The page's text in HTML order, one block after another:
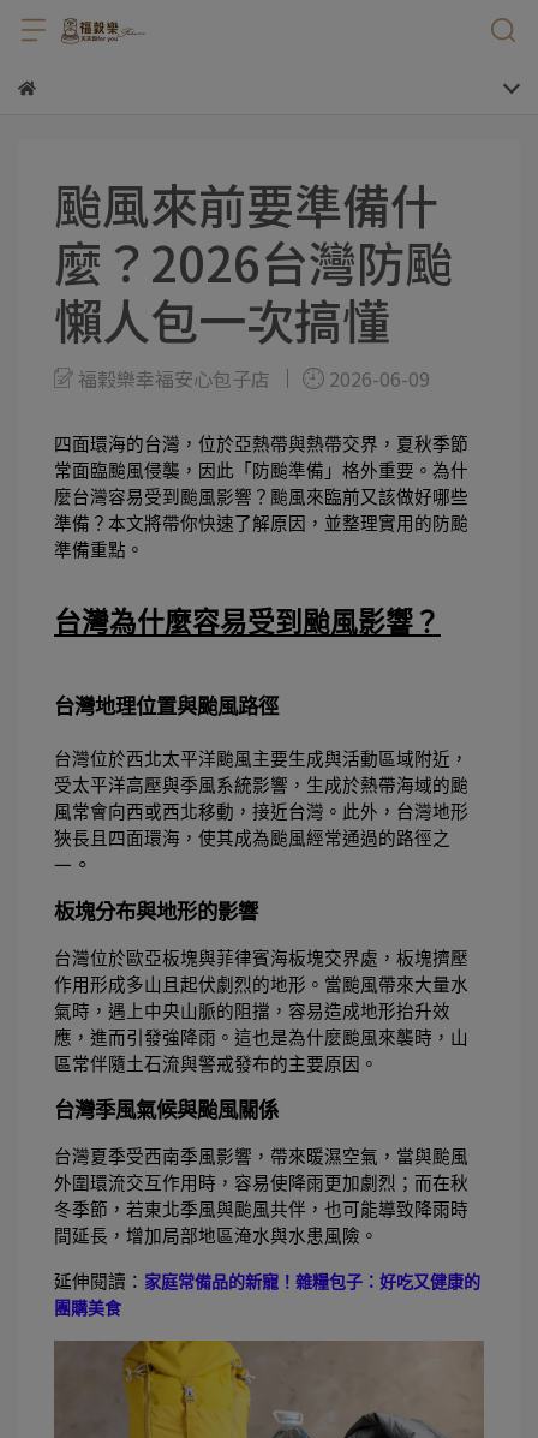
颱風來前要準備什
麼？2026台灣防颱
懶人包一次搞懂
福榖樂幸福安心包子店 2026-06-09
四面環海的台灣，位於亞熱帶與熱帶交界，夏秋季節
常面臨颱風侵襲，因此「防颱準備」格外重要。為什
麼台灣容易受到颱風影響？颱風來臨前又該做好哪些
準備？本文將帶你快速了解原因，並整理實用的防颱
準備重點。
台灣為什麼容易受到颱風影響？
台灣地理位置與颱風路徑
台灣位於西北太平洋颱風主要生成與活動區域附近，
受太平洋高壓與季風系統影響，生成於熱帶海域的颱
風常會向西或西北移動，接近台灣。此外，台灣地形
狹長且四面環海，使其成為颱風經常通過的路徑之
一 。
板塊分布與地形的影響
台灣位於歐亞板塊與菲律賓海板塊交界處，板塊擠壓
作用形成多山且起伏劇烈的地形。當颱風帶來大量水
氣時，遇上中央山脈的阻擋，容易造成地形抬升效
應，進而引發強降雨。這也是為什麼颱風來襲時，山
區常伴隨土石流與警戒發布的主要原因。
台灣季風氣候與颱風關係
台灣夏季受西南季風影響，帶來暖濕空氣，當與颱風
外圍環流交互作用時，容易使降雨更加劇烈；而在秋
冬季節，若東北季風與颱風共伴，也可能導致降雨時
間延長，增加局部地區淹水與水患風險。
延伸閱讀： 家庭常備品的新寵！雜糧包子：好吃又健康的
團購美食